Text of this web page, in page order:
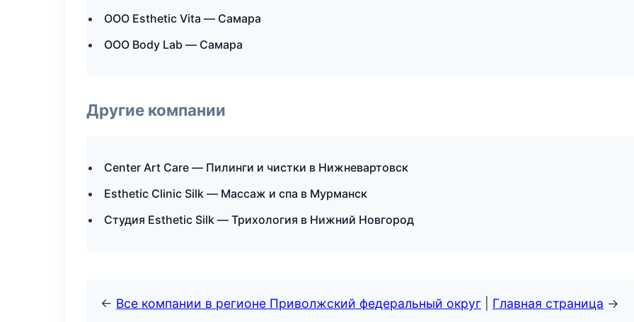
ООО Esthetic Vita — Самара
ООО Body Lab — Самара
Другие компании
Center Art Care — Пилинги и чистки в Нижневартовск
Esthetic Clinic Silk — Массаж и спа в Мурманск
Студия Esthetic Silk — Трихология в Нижний Новгород
← Все компании в регионе Приволжский федеральный округ Главная страница →